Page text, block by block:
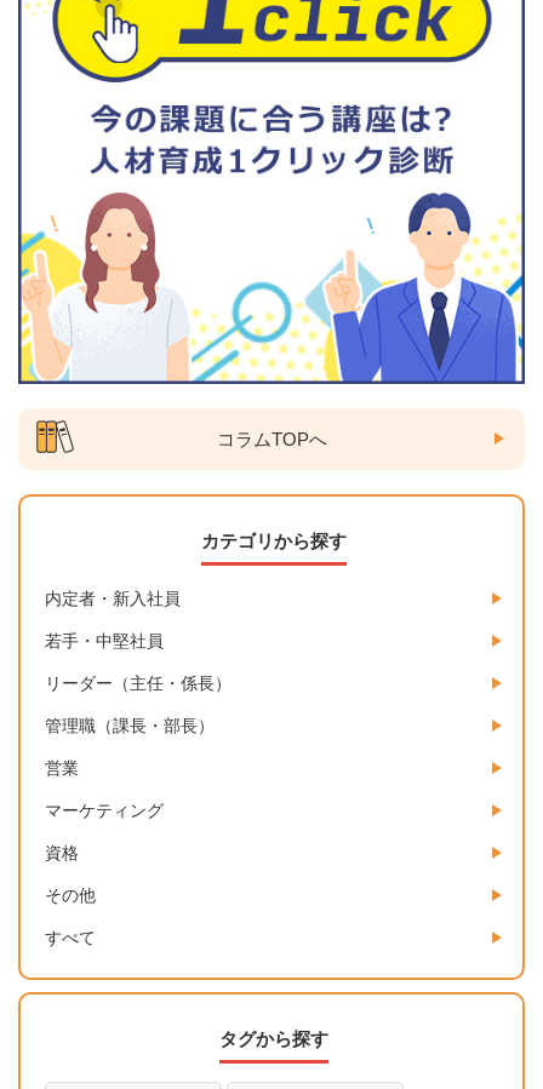
コラムTOPへ
カテゴリから探す
内定者・新入社員
若手・中堅社員
リーダー（主任・係長）
管理職（課長・部長）
営業
マーケティング
資格
その他
すべて
タグから探す